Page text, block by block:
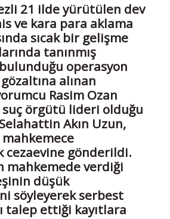
21 ilde yürütülen dev
ve kara para aklama
sıcak bir gelişme
tanınmış
operasyon
alınan
Rasim Ozan
suç örgütü lideri olduğu
Akın Uzun,
mahkemece
gönderildi.
mahkemede verdiği
düşük
söyleyerek serbest
talep ettiği kayıtlara